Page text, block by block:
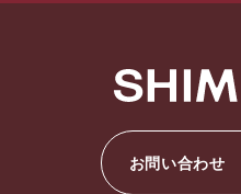
お問い合わせ